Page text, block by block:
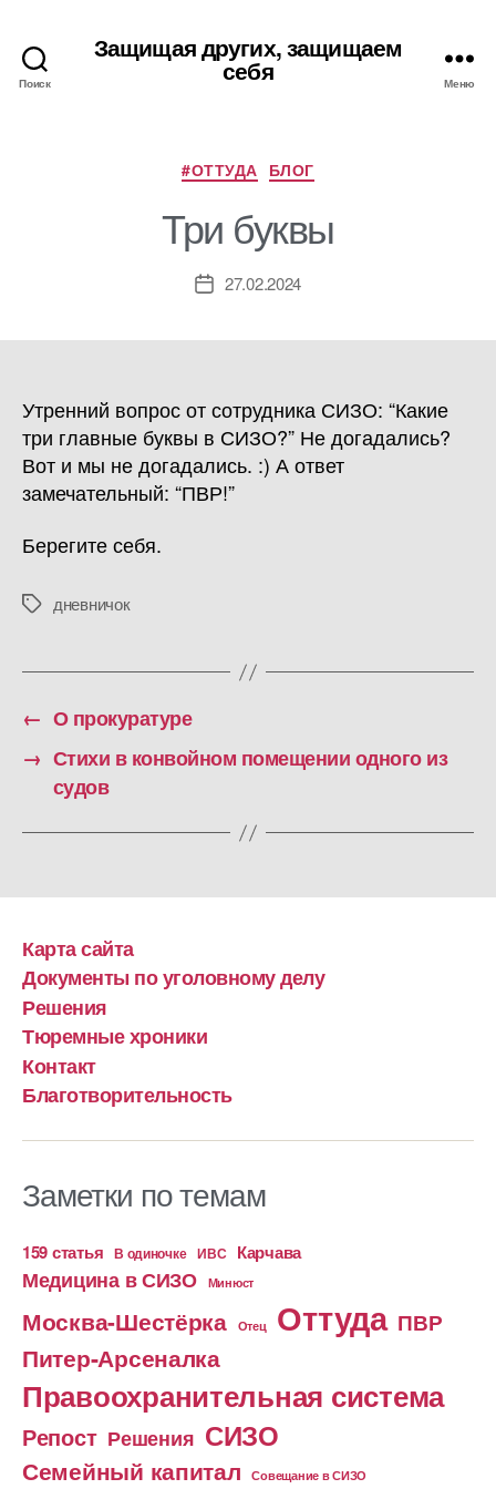
Поиск
Защищая других, защищаем
себя Меню
Рубрики
#ОТТУДА БЛОГ
Три буквы
Дата27.02.2024
Утренний вопрос от сотрудника СИЗО: “Какие
три главные буквы в СИЗО?” Не догадались?
Вот и мы не догадались. :) А ответ
замечательный: “ПВР!”
Берегите себя.
Меткидневничок
← О прокуратуре
→ Стихи в конвойном помещении одного из
судов
Карта сайта
Документы по уголовному делу
Решения
Тюремные хроники
Контакт
Благотворительность
Заметки по темам
159 статья В одиночке ИВС Карчава
Медицина в СИЗО Минюст
Москва-Шестёрка Отец Оттуда ПВР
Питер-Арсеналка
Правоохранительная система
Репост Решения СИЗО
Семейный капитал Совещание в СИЗО